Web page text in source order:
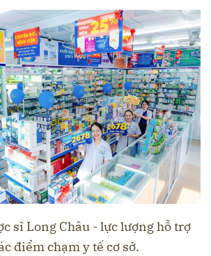
sĩ Long Châu - lực lượng hỗ trợ
điểm chạm y tế cơ sở.